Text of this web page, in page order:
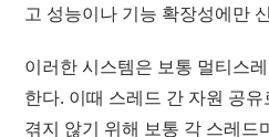
고 성능이나 기능 확장성에만
이러한 시스템은 보통 멀티스
한다. 이때 스레드 간 자원 공
겪지 않기 위해 보통 각 스레드